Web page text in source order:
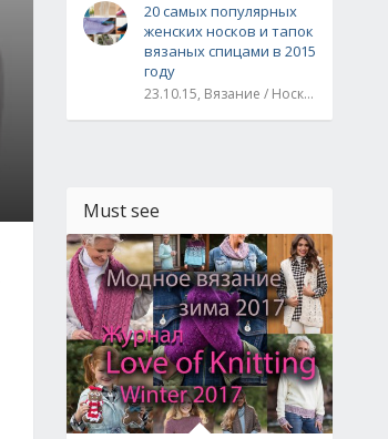
20 самых популярных
женских носков и тапок
вязаных спицами в 2015
году
23.10.15, Вязание / Носки, обувь
Must see